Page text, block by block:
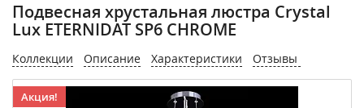
Подвесная хрустальная люстра Crystal
Lux ETERNIDAT SP6 CHROME
Коллекции Описание Характеристики Отзывы
Акция!